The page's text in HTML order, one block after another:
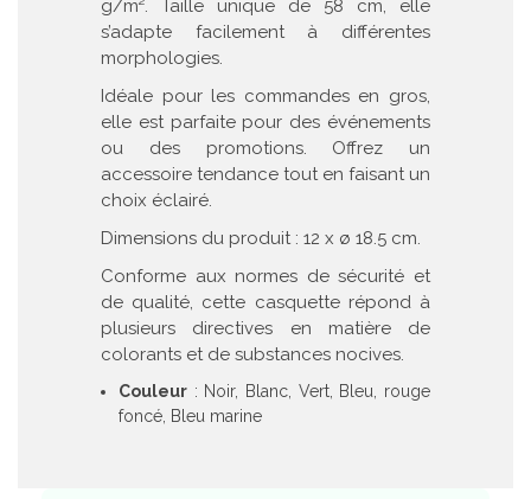
g/m². Taille unique de 58 cm, elle
s’adapte facilement à différentes
morphologies.
Idéale pour les commandes en gros,
elle est parfaite pour des événements
ou des promotions. Offrez un
accessoire tendance tout en faisant un
choix éclairé.
Dimensions du produit : 12 x ø 18.5 cm.
Conforme aux normes de sécurité et
de qualité, cette casquette répond à
plusieurs directives en matière de
colorants et de substances nocives.
Couleur : Noir, Blanc, Vert, Bleu, rouge
foncé, Bleu marine